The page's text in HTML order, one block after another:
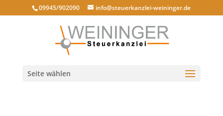
09945/902090 info@steuerkanzlei-weininger.de
Seite wählen